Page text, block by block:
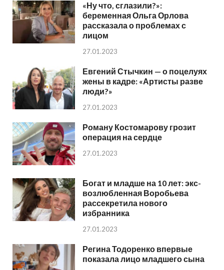
«Ну что, сглазили?»:
беременная Ольга Орлова
рассказала о проблемах с
лицом
27.01.2023
Евгений Стычкин — о поцелуях
жены в кадре: «Артисты разве
люди?»
27.01.2023
Роману Костомарову грозит
операция на сердце
27.01.2023
Богат и младше на 10 лет: экс-
возлюбленная Воробьева
рассекретила нового
избранника
27.01.2023
Регина Тодоренко впервые
показала лицо младшего сына